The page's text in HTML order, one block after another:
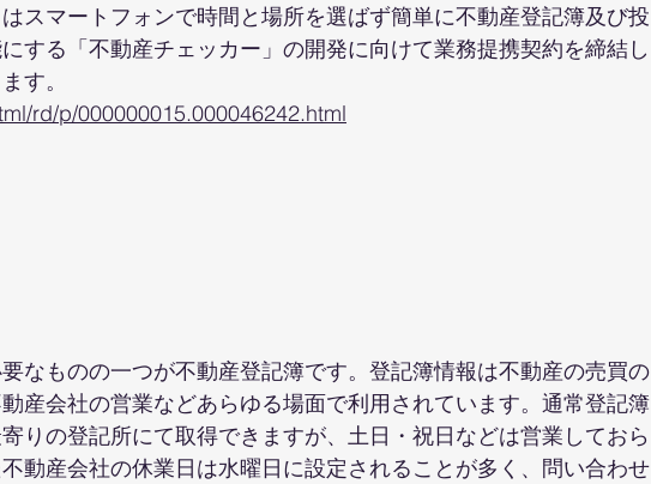
スマートフォンで時間と場所を選ばず簡単に不動産登記簿及び投
する「不動産チェッカー」の開発に向けて業務提携契約を締結し
す。
rd/p/000000015.000046242.html
なものの一つが不動産登記簿です。登記簿情報は不動産の売買の
産会社の営業などあらゆる場面で利用されています。通常登記簿
りの登記所にて取得できますが、土日・祝日などは営業しておら
動産会社の休業日は水曜日に設定されることが多く、問い合わせ